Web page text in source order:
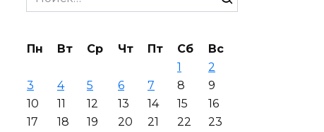
for:
Пн Вт Ср Чт Пт Сб
Вс
1
2
3
4 5 6 7 8
9
10
11 12 13 14 15
16
17
18 19 20 21 22
23